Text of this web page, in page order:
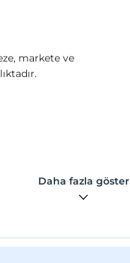
markete ve
Daha fazla göster